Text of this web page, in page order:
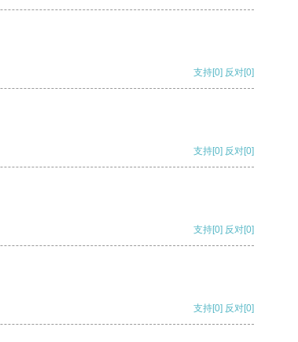
支持[0] 反对[0]
支持[0] 反对[0]
支持[0] 反对[0]
支持[0] 反对[0]